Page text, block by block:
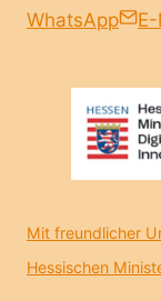
WhatsApp
Mit freundlicher
Hessischen